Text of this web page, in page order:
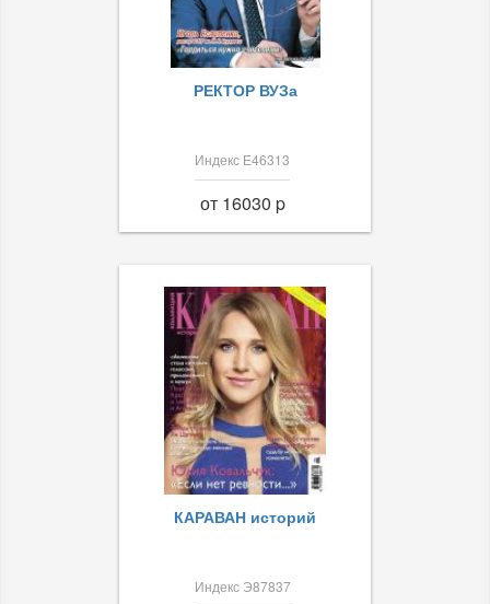
РЕКТОР ВУЗа
Индекс Е46313
от 16030 p
КАРАВАН историй
Индекс Э87837